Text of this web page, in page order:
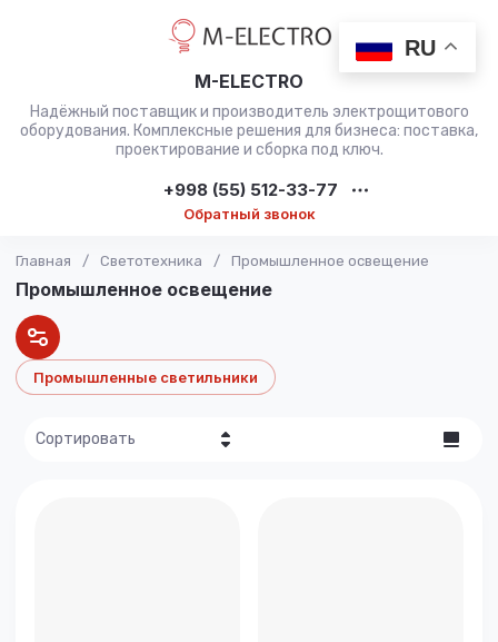
RU
M-ELECTRO
Надёжный поставщик и производитель электрощитового
оборудования. Комплексные решения для бизнеса: поставка,
проектирование и сборка под ключ.
+998 (55) 512-33-77
Обратный звонок
Главная / Светотехника / Промышленное освещение
Промышленное освещение
Промышленные светильники
Сортировать